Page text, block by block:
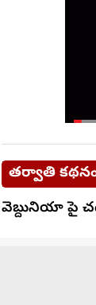
తర్వాతి
వెబ్దునియా పై